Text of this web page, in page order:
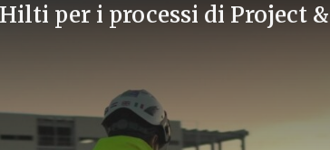
per i processi di Project &